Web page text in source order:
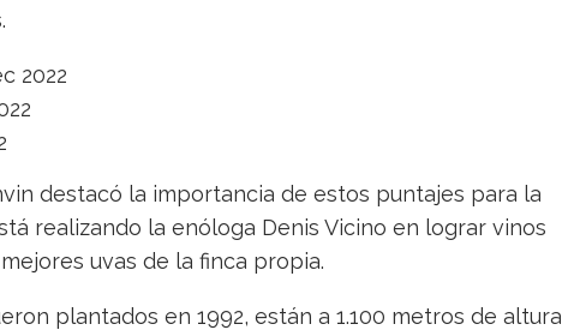
2022
destacó la importancia de estos puntajes para la
realizando la enóloga Denis Vicino en lograr vinos
uvas de la finca propia.
plantados en 1992, están a 1.100 metros de altura